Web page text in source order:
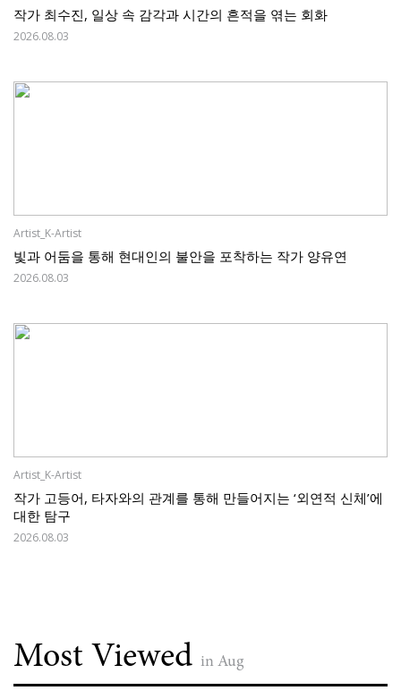
작가 최수진, 일상 속 감각과 시간의 흔적을 엮는 회화
2026.08.03
Artist_K-Artist
빛과 어둠을 통해 현대인의 불안을 포착하는 작가 양유연
2026.08.03
Artist_K-Artist
작가 고등어, 타자와의 관계를 통해 만들어지는 ‘외연적 신체’에
대한 탐구
2026.08.03
Most Viewed in Aug